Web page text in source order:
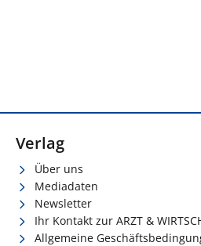
Verlag
Über uns
Mediadaten
Newsletter
Ihr Kontakt zur ARZT &
Allgemeine